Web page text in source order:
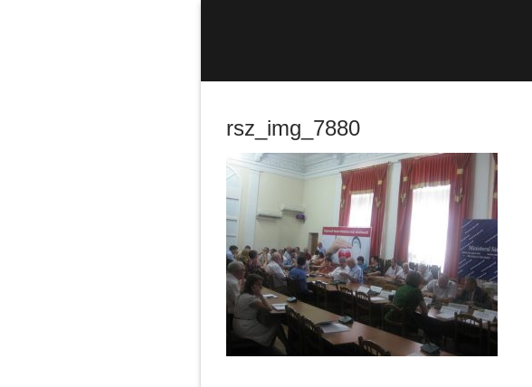
Caută
după:
rsz_img_7880